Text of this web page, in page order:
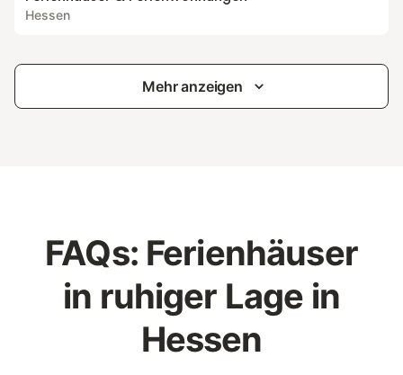
Hessen
Mehr anzeigen
FAQs: Ferienhäuser
in ruhiger Lage in
Hessen